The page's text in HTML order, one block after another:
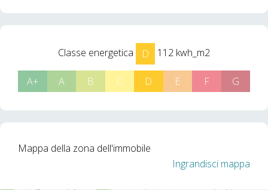
Classe energetica D 112 kwh_m2
A+ A B C D E F G
Mappa della zona dell'immobile
Ingrandisci mappa